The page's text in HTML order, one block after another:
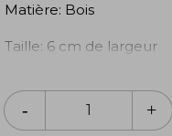
Matière: Bois
Taille: 6 cm de largeur
Utilisation : En fonction de
adaptées (pour tissu ou